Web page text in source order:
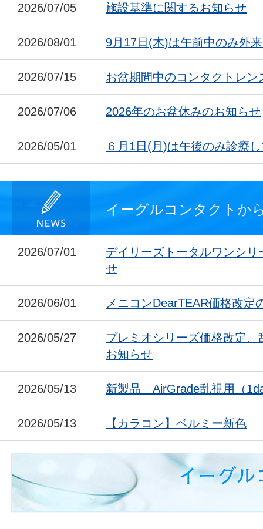
2026/07/05 施設基準に関するお知らせ
2026/08/01 9月17日(木)は午前中のみ外
2026/07/15 お盆期間中のコンタクトレン
2026/07/06 2026年のお盆休みのお知らせ
2026/05/01 ６月1日(月)は午後のみ診療
イーグルコンタクトか
2026/07/01
デイリーズトータルワンシ
せ
2026/06/01 メニコンDearTEAR価格改定
2026/05/27
プレミオシリーズ価格改定
お知らせ
2026/05/13 新製品 AirGrade乱視用（
2026/05/13 【カラコン】ベルミー新色